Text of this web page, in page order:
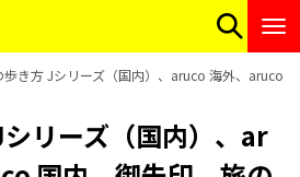
歩き方 Jシリーズ（国内）、aruco 海外、aruco
リーズ（国内）、ar